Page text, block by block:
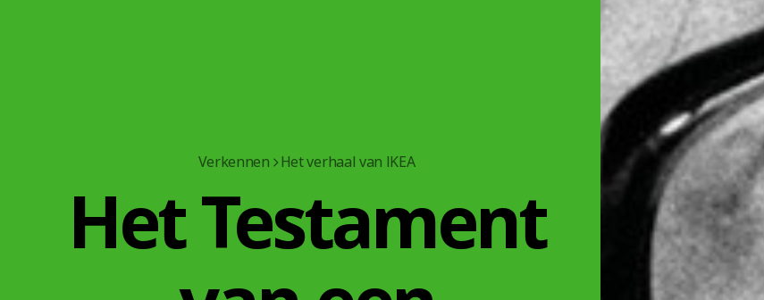
Verkennen Het verhaal van IKEA
Het Testament